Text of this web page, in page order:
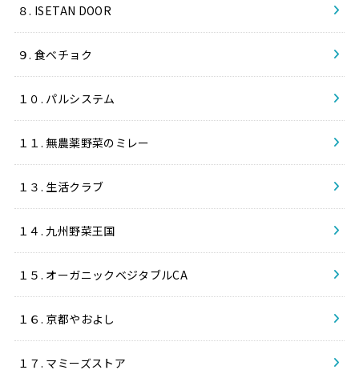
８. ISETAN DOOR
９. 食べチョク
１０. パルシステム
１１. 無農薬野菜のミレー
１３. 生活クラブ
１４. 九州野菜王国
１５. オーガニックベジタブルCA
１６. 京都やおよし
１７. マミーズストア